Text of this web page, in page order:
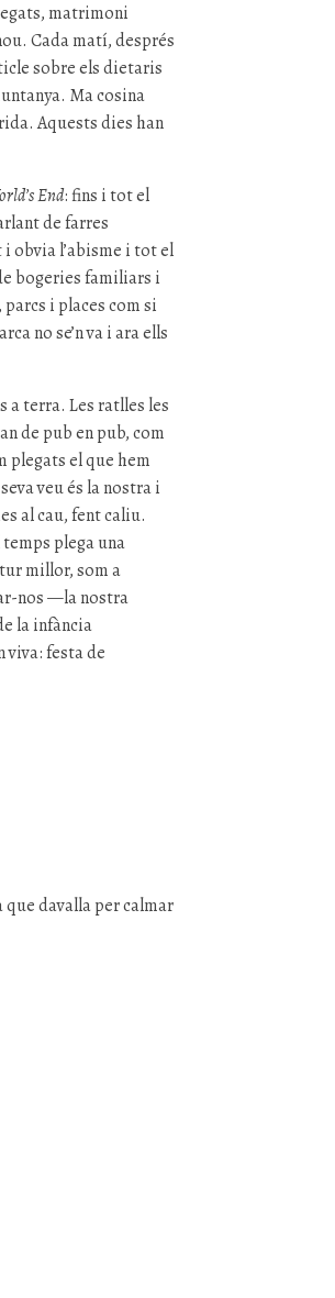
matrimoni
Cada matí, després
sobre els dietaris
Ma cosina
Aquests dies han
End: fins i tot el
de farres
obvia l’abisme i tot el
bogeries familiars i
i places com si
no se’n va i ara ells
a terra. Les ratlles les
de pub en pub, com
plegats el que hem
veu és la nostra i
al cau, fent caliu.
plega una
millor, som a
nos —la nostra
la infància
viva: festa de
que davalla per calmar